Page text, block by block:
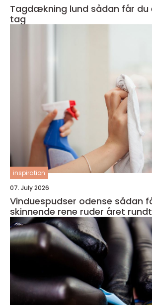
Tagdækning lund sådan får du et holdbart
tag
inspiration
07. July 2026
Vinduespudser odense sådan får du
skinnende rene ruder året rundt